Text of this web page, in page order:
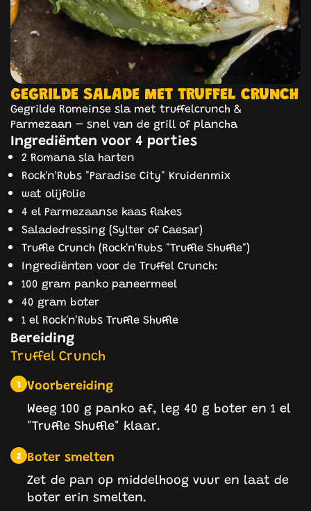
GEGRILDE SALADE MET TRUFFEL CRUNCH
Gegrilde Romeinse sla met truffelcrunch &
Parmezaan – snel van de grill of plancha
Ingrediënten voor 4 porties
2 Romana sla harten
Rock'n'Rubs "Paradise City" Kruidenmix
wat olijfolie
4 el Parmezaanse kaas flakes
Saladedressing (Sylter of Caesar)
Truffle Crunch (Rock'n'Rubs "Truffle Shuffle")
Ingrediënten voor de Truffel Crunch:
100 gram panko paneermeel
40 gram boter
1 el Rock'n'Rubs Truffle Shuffle
Bereiding
Truffel Crunch
1 Voorbereiding
Weeg 100 g panko af, leg 40 g boter en 1 el
"Truffle Shuffle" klaar.
2 Boter smelten
Zet de pan op middelhoog vuur en laat de
boter erin smelten.